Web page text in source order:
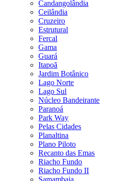
Candangolândia
Ceilândia
Cruzeiro
Estrutural
Fercal
Gama
Guará
Itapoã
Jardim Botânico
Lago Norte
Lago Sul
Núcleo Bandeirante
Paranoá
Park Way
Pelas Cidades
Planaltina
Plano Piloto
Recanto das Emas
Riacho Fundo
Riacho Fundo II
Samambaia